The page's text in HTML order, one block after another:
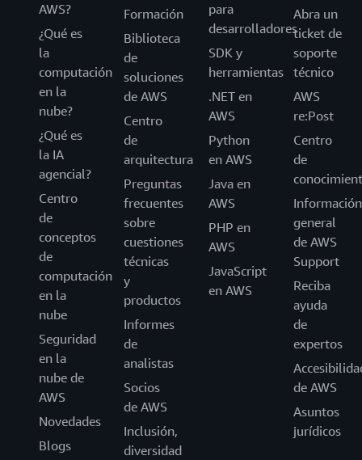
AWS?
¿Qué es
la
computación
en la
nube?
¿Qué es
la IA
agencial?
Centro
de
conceptos
de
computación
en la
nube
Seguridad
en la
nube de
AWS
Novedades
Blogs
Formación
Biblioteca
de
soluciones
de AWS
Centro
de
arquitectura
Preguntas
frecuentes
sobre
cuestiones
técnicas
y
productos
Informes
de
analistas
Socios
de AWS
Inclusión,
diversidad
para
desarrolladores
SDK y
herramientas
.NET en
AWS
Python
en AWS
Java en
AWS
PHP en
AWS
JavaScript
en AWS
Abra un
ticket de
soporte
técnico
AWS
re:Post
Centro
de
Información
general
de AWS
Support
Reciba
ayuda
de
expertos
de AWS
Asuntos
jurídicos